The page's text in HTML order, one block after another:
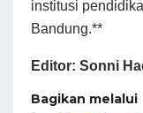
institusi
Bandung.**
Editor: Sonni
Bagikan melalui